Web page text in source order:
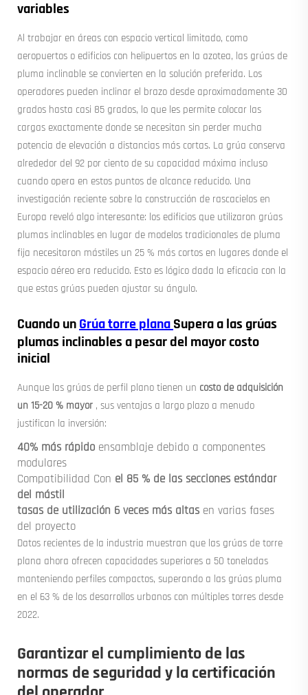
variables
Al trabajar en áreas con espacio vertical limitado, como
aeropuertos o edificios con helipuertos en la azotea, las grúas de
pluma inclinable se convierten en la solución preferida. Los
operadores pueden inclinar el brazo desde aproximadamente 30
grados hasta casi 85 grados, lo que les permite colocar las
cargas exactamente donde se necesitan sin perder mucha
potencia de elevación a distancias más cortas. La grúa conserva
alrededor del 92 por ciento de su capacidad máxima incluso
cuando opera en estos puntos de alcance reducido. Una
investigación reciente sobre la construcción de rascacielos en
Europa reveló algo interesante: los edificios que utilizaron grúas
plumas inclinables en lugar de modelos tradicionales de pluma
fija necesitaron mástiles un 25 % más cortos en lugares donde el
espacio aéreo era reducido. Esto es lógico dada la eficacia con la
que estas grúas pueden ajustar su ángulo.
Cuando unGrúa torre planaSupera a las grúas
plumas inclinables a pesar del mayor costo
inicial
Aunque las grúas de perfil plano tienen un costo de adquisición
un 15-20 % mayor , sus ventajas a largo plazo a menudo
justifican la inversión:
40% más rápido ensamblaje debido a componentes
modulares
Compatibilidad Con el 85 % de las secciones estándar
del mástil
tasas de utilización 6 veces más altas en varias fases
del proyecto
Datos recientes de la industria muestran que las grúas de torre
plana ahora ofrecen capacidades superiores a 50 toneladas
manteniendo perfiles compactos, superando a las grúas pluma
en el 63 % de los desarrollos urbanos con múltiples torres desde
2022.
Garantizar el cumplimiento de las
normas de seguridad y la certificación